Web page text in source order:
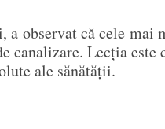
observat că cele mai
canalizare. Lecția este
ale sănătății.